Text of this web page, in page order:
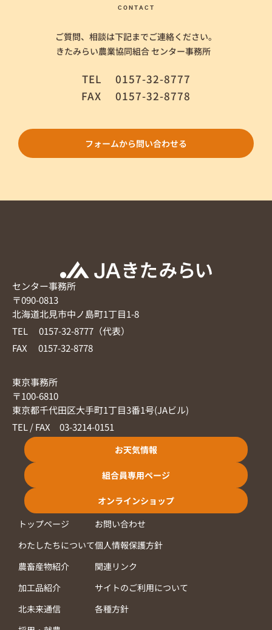
CONTACT
ご質問、相談は下記までご連絡ください。
きたみらい農業協同組合 センター事務所
TEL 0157-32-8777
FAX 0157-32-8778
フォームから問い合わせる
センター事務所
〒090-0813
北海道北見市中ノ島町1丁目1-8
TEL 0157-32-8777（代表）
FAX 0157-32-8778
東京事務所
〒100-6810
東京都千代田区大手町1丁目3番1号(JAビル)
TEL / FAX 03-3214-0151
お天気情報
組合員専用ページ
オンラインショップ
トップページ
わたしたちについて
農畜産物紹介
加工品紹介
北未来通信
お問い合わせ
個人情報保護方針
関連リンク
サイトのご利用について
各種方針